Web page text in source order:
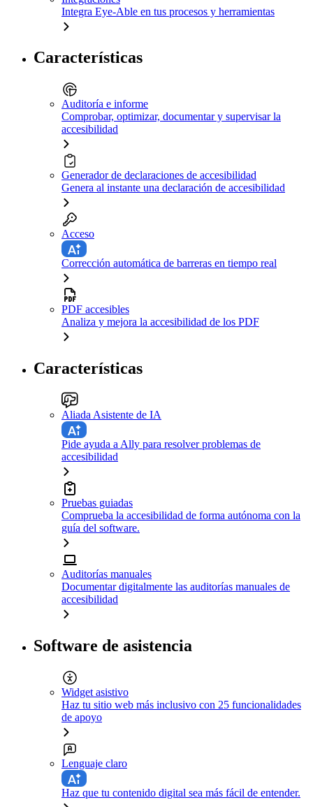
Integra Eye-Able en tus procesos y herramientas
Características
Auditoría e informe
Comprobar, optimizar, documentar y supervisar la
accesibilidad
Generador de declaraciones de accesibilidad
Genera al instante una declaración de accesibilidad
Acceso
Corrección automática de barreras en tiempo real
PDF accesibles
Analiza y mejora la accesibilidad de los PDF
Características
Aliada Asistente de IA
Pide ayuda a Ally para resolver problemas de
accesibilidad
Pruebas guiadas
Comprueba la accesibilidad de forma autónoma con la
guía del software.
Auditorías manuales
Documentar digitalmente las auditorías manuales de
accesibilidad
Software de asistencia
Widget asistivo
Haz tu sitio web más inclusivo con 25 funcionalidades
de apoyo
Lenguaje claro
Haz que tu contenido digital sea más fácil de entender.